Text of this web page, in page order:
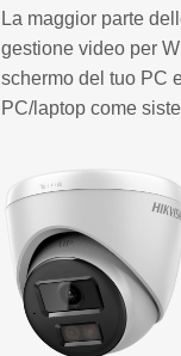
La maggior parte
gestione video per
schermo del tuo PC
PC/laptop come